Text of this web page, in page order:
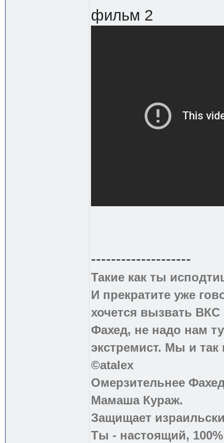
фильм 2
--------------------
Такие как ты
И прекратите уже
хочется вызвать
Фахед, не надо нам
экстремист. Мы и
©atalex
Омерзительнее
Мамаша Кураж.
Защищает
Ты - настоящий,